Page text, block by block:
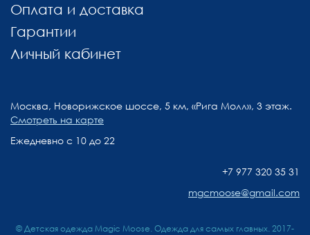
Оплата и доставка
Гарантии
Личный кабинет
Москва, Новорижское шоссе, 5 км, «Рига Молл», 3 этаж.
Смотреть на карте
Ежедневно с 10 до 22
+7 977 320 35 31
mgcmoose@gmail.com
© Детская одежда Magic Moose. Одежда для самых главных. 2017-